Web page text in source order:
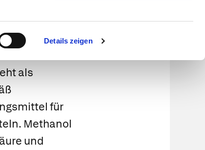
Details zeigen
als
für
Methanol
und